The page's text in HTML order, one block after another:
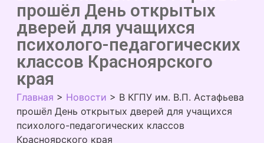
прошёл День открытых
дверей для учащихся
психолого-педагогических
классов Красноярского
края
Главная > Новости > В КГПУ им. В.П. Астафьева
прошёл День открытых дверей для учащихся
психолого-педагогических классов
Красноярского края